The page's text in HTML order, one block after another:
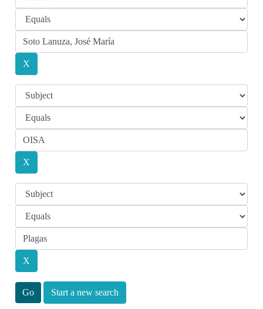
Start a new search